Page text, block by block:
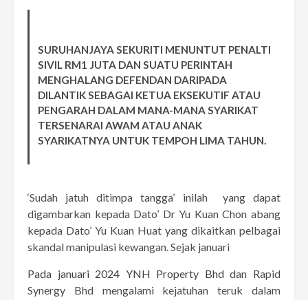
SURUHANJAYA SEKURITI MENUNTUT PENALTI
SIVIL RM1 JUTA DAN SUATU PERINTAH
MENGHALANG DEFENDAN DARIPADA
DILANTIK SEBAGAI KETUA EKSEKUTIF ATAU
PENGARAH DALAM MANA-MANA SYARIKAT
TERSENARAI AWAM ATAU ANAK
SYARIKATNYA UNTUK TEMPOH LIMA TAHUN.
‘Sudah jatuh ditimpa tangga’ inilah yang dapat
digambarkan kepada Dato’ Dr Yu Kuan Chon abang
kepada Dato’ Yu Kuan Huat yang dikaitkan pelbagai
skandal manipulasi kewangan. Sejak januari
Pada januari 2024 YNH Property Bhddan Rapid
Synergy Bhd mengalami kejatuhan teruk dalam